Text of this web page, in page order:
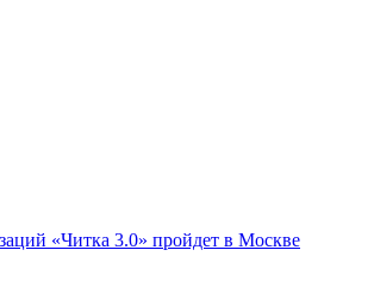
«Читка 3.0» пройдет в Москве